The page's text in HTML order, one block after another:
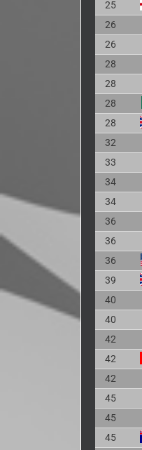
25
26
26
28
28
28
28
32
33
34
34
36
36
36
39
40
40
42
42
42
45
45
45